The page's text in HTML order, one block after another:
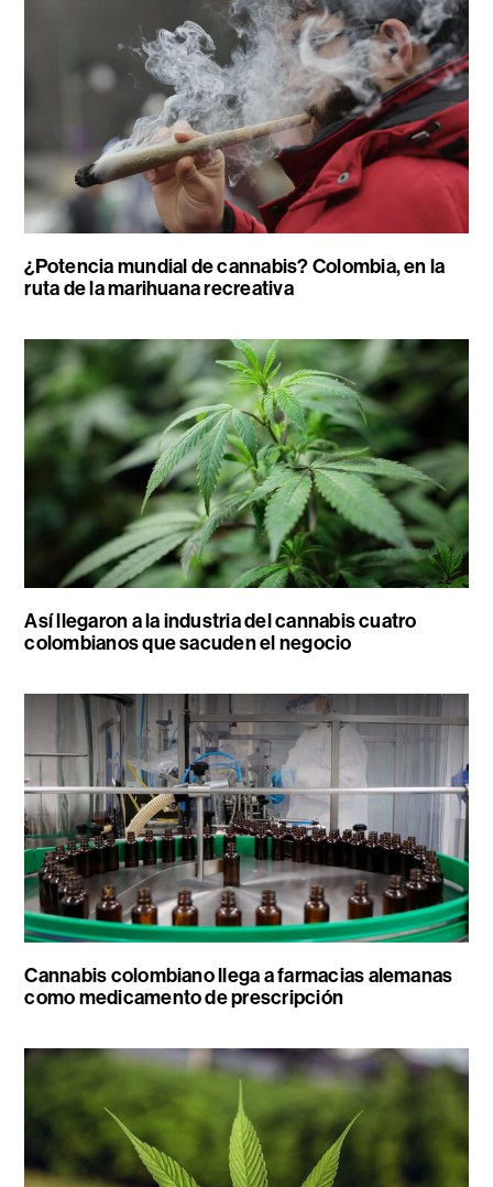
¿Potencia mundial de cannabis? Colombia, en la
ruta de la marihuana recreativa
Así llegaron a la industria del cannabis cuatro
colombianos que sacuden el negocio
Cannabis colombiano llega a farmacias alemanas
como medicamento de prescripción